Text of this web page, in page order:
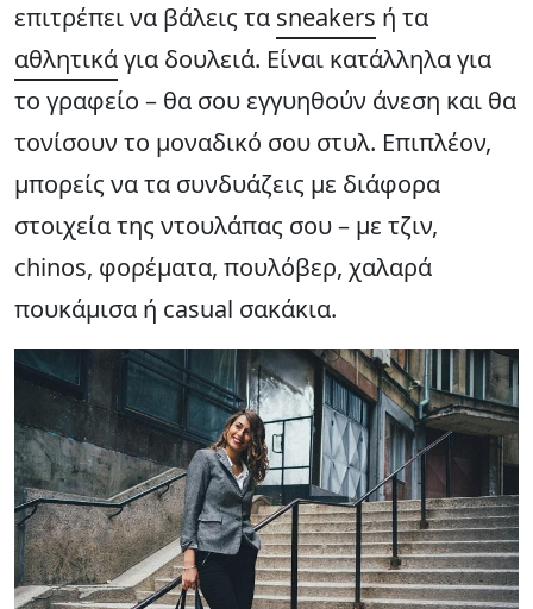
επιτρέπει να βάλεις τα sneakers ή τα
αθλητικάγια δουλειά. Είναι κατάλληλα για
το γραφείο – θα σου εγγυηθούν άνεση και θα
τονίσουν το μοναδικό σου στυλ. Επιπλέον,
μπορείς να τα συνδυάζεις με διάφορα
στοιχεία της ντουλάπας σου – με τζιν,
chinos, φορέματα, πουλόβερ, χαλαρά
πουκάμισα ή casual σακάκια.